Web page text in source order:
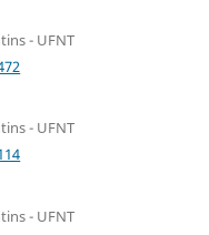
- UFNT
- UFNT
- UFNT